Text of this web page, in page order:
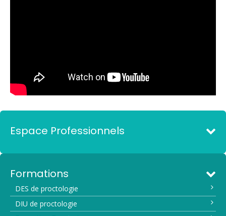
Espace Professionnels
Formations
DES de proctologie
DIU de proctologie